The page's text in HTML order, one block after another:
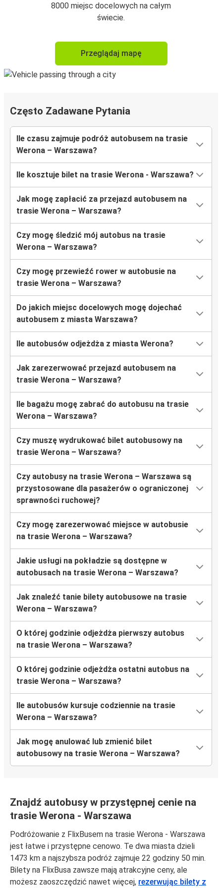
8000 miejsc docelowych na całym
świecie.
Przeglądaj mapę
Często Zadawane Pytania
Ile czasu zajmuje podróż autobusem na trasie
Werona – Warszawa?
Ile kosztuje bilet na trasie Werona - Warszawa?
Jak mogę zapłacić za przejazd autobusem na
trasie Werona – Warszawa?
Czy mogę śledzić mój autobus na trasie
Werona – Warszawa?
Czy mogę przewieźć rower w autobusie na
trasie Werona – Warszawa?
Do jakich miejsc docelowych mogę dojechać
autobusem z miasta Warszawa?
Ile autobusów odjeżdża z miasta Werona?
Jak zarezerwować przejazd autobusem na
trasie Werona – Warszawa?
Ile bagażu mogę zabrać do autobusu na trasie
Werona – Warszawa?
Czy muszę wydrukować bilet autobusowy na
trasie Werona – Warszawa?
Czy autobusy na trasie Werona – Warszawa są
przystosowane dla pasażerów o ograniczonej
sprawności ruchowej?
Czy mogę zarezerwować miejsce w autobusie
na trasie Werona – Warszawa?
Jakie usługi na pokładzie są dostępne w
autobusach na trasie Werona – Warszawa?
Jak znaleźć tanie bilety autobusowe na trasie
Werona – Warszawa?
O której godzinie odjeżdża pierwszy autobus
na trasie Werona – Warszawa?
O której godzinie odjeżdża ostatni autobus na
trasie Werona – Warszawa?
Ile autobusów kursuje codziennie na trasie
Werona – Warszawa?
Jak mogę anulować lub zmienić bilet
autobusowy na trasie Werona – Warszawa?
Znajdź autobusy w przystępnej cenie na
trasie Werona - Warszawa
Podróżowanie z FlixBusem na trasie Werona - Warszawa
jest łatwe i przystępne cenowo. Te dwa miasta dzieli
1473 km a najszybsza podróż zajmuje 22 godziny 50 min.
Bilety na FlixBusa zawsze mają atrakcyjne ceny, ale
możesz zaoszczędzić nawet więcej, rezerwując bilety z